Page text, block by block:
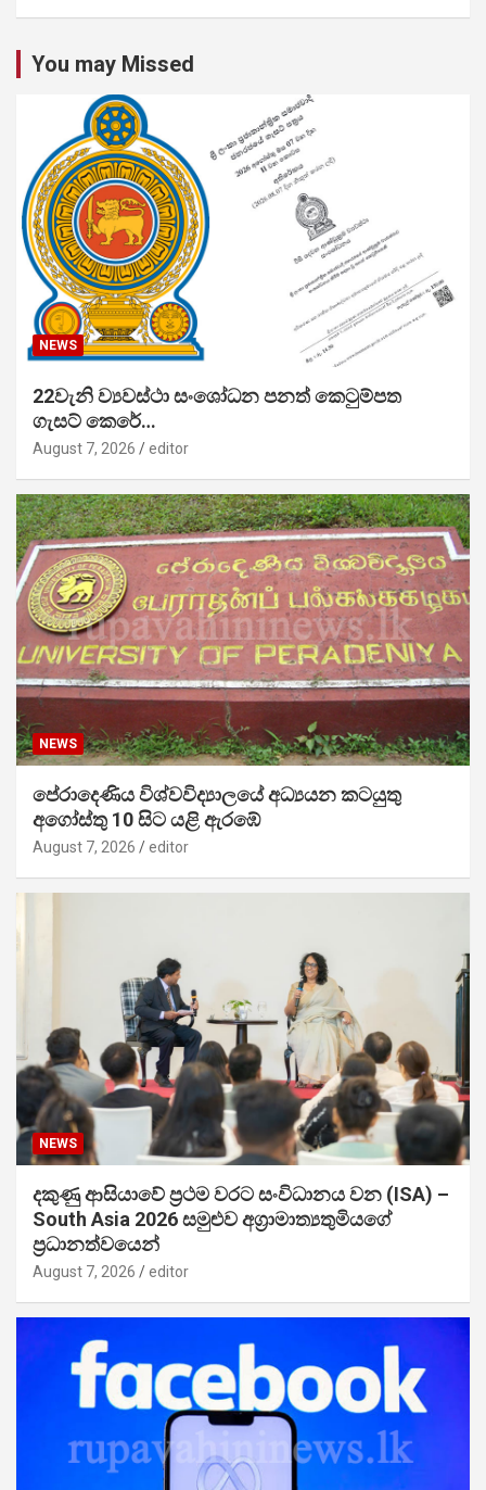
You may Missed
NEWS
22වැනි ව්‍යවස්ථා සංශෝධන පනත් කෙටුම්පත
ගැසට් කෙරේ…
August 7, 2026 editor
NEWS
පේරාදෙණිය විශ්වවිද්‍යාලයේ අධ්‍යයන කටයුතු
අගෝස්තු 10 සිට යළි ඇරඹේ
August 7, 2026 editor
NEWS
දකුණු ආසියාවේ ප්‍රථම වරට සංවිධානය වන (ISA) –
South Asia 2026 සමුළුව අග්‍රාමාත්‍යතුමියගේ
ප්‍රධානත්වයෙන්
August 7, 2026 editor